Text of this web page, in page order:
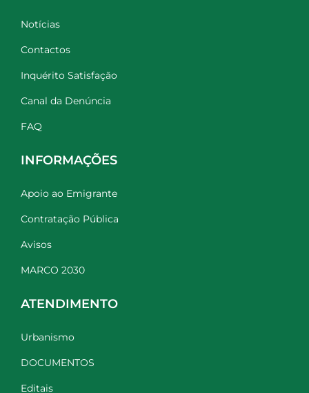
Notícias
Contactos
Inquérito Satisfação
Canal da Denúncia
FAQ
INFORMAÇÕES
Apoio ao Emigrante
Contratação Pública
Avisos
MARCO 2030
ATENDIMENTO
Urbanismo
DOCUMENTOS
Editais